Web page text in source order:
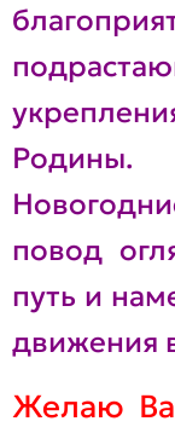
Родины.
повод
путь и
движения
Желаю